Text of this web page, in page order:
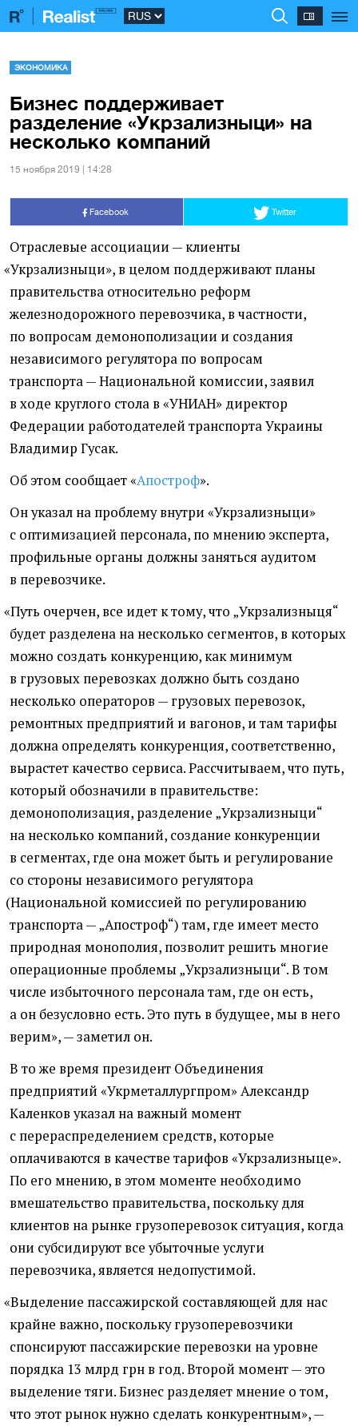
ЭКОНОМИКА
Бизнес поддерживает
разделение «Укрзализныци» на
несколько компаний
15 ноября 2019 | 14:28
Facebook Twitter
Отраслевые ассоциации — клиенты
«Укрзализныци», в целом поддерживают планы
правительства относительно реформ
железнодорожного перевозчика, в частности,
по вопросам демонополизации и создания
независимого регулятора по вопросам
транспорта — Национальной комиссии, заявил
в ходе круглого стола в «УНИАН» директор
Федерации работодателей транспорта Украины
Владимир Гусак.
Об этом сообщает«Апостроф».
Он указал на проблему внутри «Укрзализныци»
с оптимизацией персонала, по мнению эксперта,
профильные органы должны заняться аудитом
в перевозчике.
«Путь очерчен, все идет к тому, что „Укрзализныця“
будет разделена на несколько сегментов, в которых
можно создать конкуренцию, как минимум
в грузовых перевозках должно быть создано
несколько операторов — грузовых перевозок,
ремонтных предприятий и вагонов, и там тарифы
должна определять конкуренция, соответственно,
вырастет качество сервиса. Рассчитываем, что путь,
который обозначили в правительстве:
демонополизация, разделение „Укрзализныци“
на несколько компаний, создание конкуренции
в сегментах, где она может быть и регулирование
со стороны независимого регулятора
(Национальной комиссией по регулированию
транспорта — „Апостроф“) там, где имеет место
природная монополия, позволит решить многие
операционные проблемы „Укрзализныци“. В том
числе избыточного персонала там, где он есть,
а он безусловно есть. Это путь в будущее, мы в него
верим», — заметил он.
В то же время президент Объединения
предприятий «Укрметаллургпром» Александр
Каленков указал на важный момент
с перераспределением средств, которые
оплачиваются в качестве тарифов «Укрзализныце».
По его мнению, в этом моменте необходимо
вмешательство правительства, поскольку для
клиентов на рынке грузоперевозок ситуация, когда
они субсидируют все убыточные услуги
перевозчика, является недопустимой.
«Выделение пассажирской составляющей для нас
крайне важно, поскольку грузоперевозчики
спонсируют пассажирские перевозки на уровне
порядка 13 млрд грн в год. Второй момент — это
выделение тяги. Бизнес разделяет мнение о том,
что этот рынок нужно сделать конкурентным», —